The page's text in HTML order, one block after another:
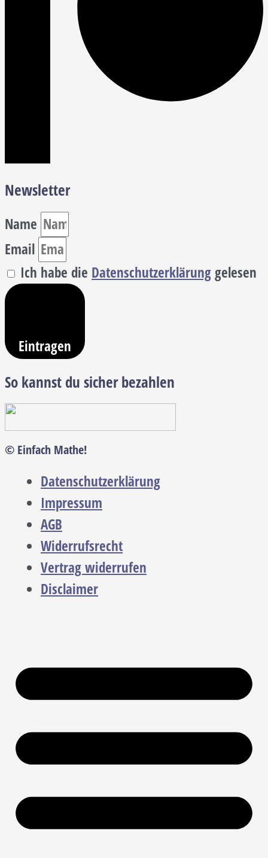
Newsletter
Name
Email
Ich habe die Datenschutzerklärunggelesen
Eintragen
So kannst du sicher bezahlen
© Einfach Mathe!
Datenschutzerklärung
Impressum
AGB
Widerrufsrecht
Vertrag widerrufen
Disclaimer